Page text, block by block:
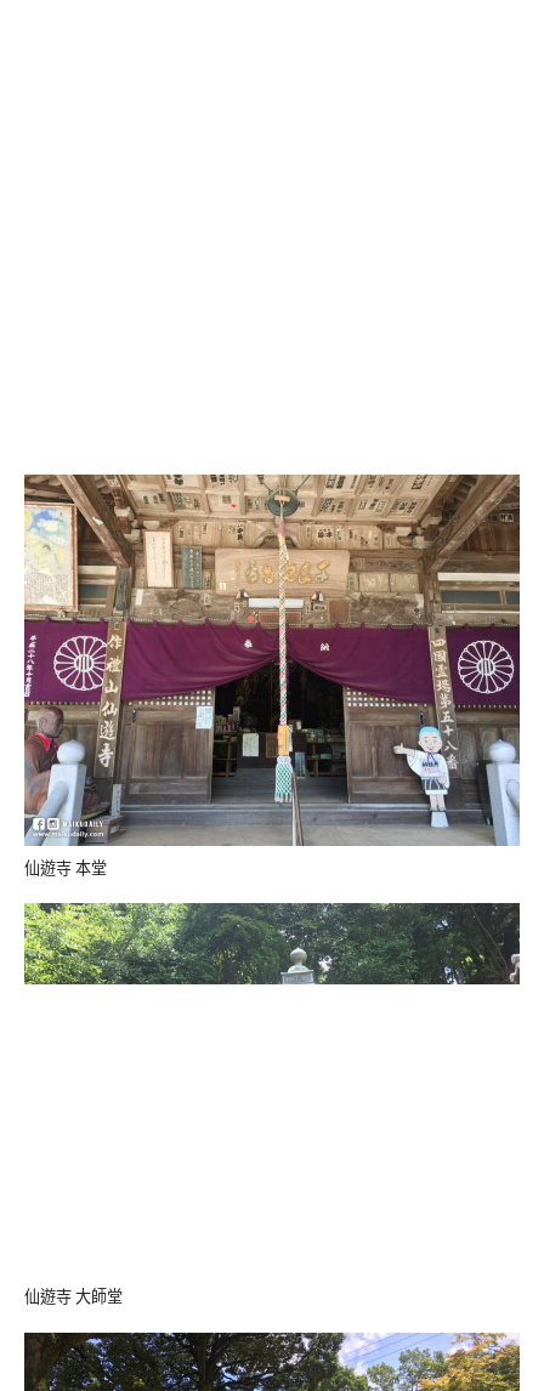
仙遊寺 本堂
仙遊寺 大師堂